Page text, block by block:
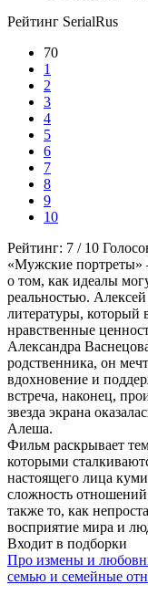
Рейтинг SerialRus
70
1
2
3
4
5
6
7
8
9
10
Рейтинг: 7 / 10
«Мужские портреты»
о том, как идеалы
реальностью.
литературы, который
нравственные
Александра
родственника, он
вдохновение и
встреча, наконец,
звезда экрана
Алеша.
Фильм раскрывает
которыми
настоящего лица
сложность
также то, как
восприятие мира и
Входит в подборки
Про измены и
семью и семейные